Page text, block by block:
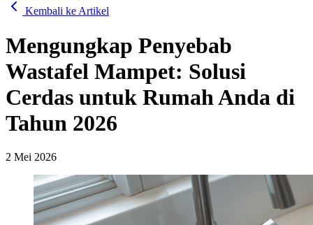
Kembali ke Artikel
Mengungkap Penyebab
Wastafel Mampet: Solusi
Cerdas untuk Rumah Anda di
Tahun 2026
2 Mei 2026